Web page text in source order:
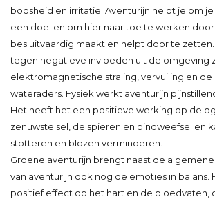
boosheid en irritatie. Aventurijn helpt je om
een doel en om hier naar toe te werken
besluitvaardig maakt en helpt door te
tegen negatieve invloeden uit de omgeving
elektromagnetische straling, vervuiling en de
wateraders. Fysiek werkt aventurijn
Het heeft het een positieve werking op de
zenuwstelsel, de spieren en bindweefsel en
stotteren en blozen verminderen.
Groene aventurijn brengt naast de
van aventurijn ook nog de emoties in balans.
positief effect op het hart en de bloedvaten,